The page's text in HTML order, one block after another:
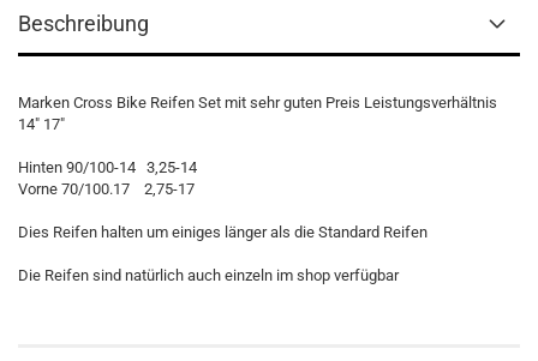
Beschreibung
Marken Cross Bike Reifen Set mit sehr guten Preis Leistungsverhältnis
14" 17"
Hinten 90/100-14 3,25-14
Vorne 70/100.17 2,75-17
Dies Reifen halten um einiges länger als die Standard Reifen
Die Reifen sind natürlich auch einzeln im shop verfügbar